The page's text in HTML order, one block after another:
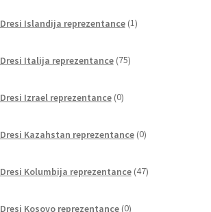
Dresi Islandija reprezentance 1izdelek
Dresi Italija reprezentance 75izdelkov
Dresi Izrael reprezentance 0izdelkov
Dresi Kazahstan reprezentance 0izdelkov
Dresi Kolumbija reprezentance 47izdelkov
Dresi Kosovo reprezentance 0